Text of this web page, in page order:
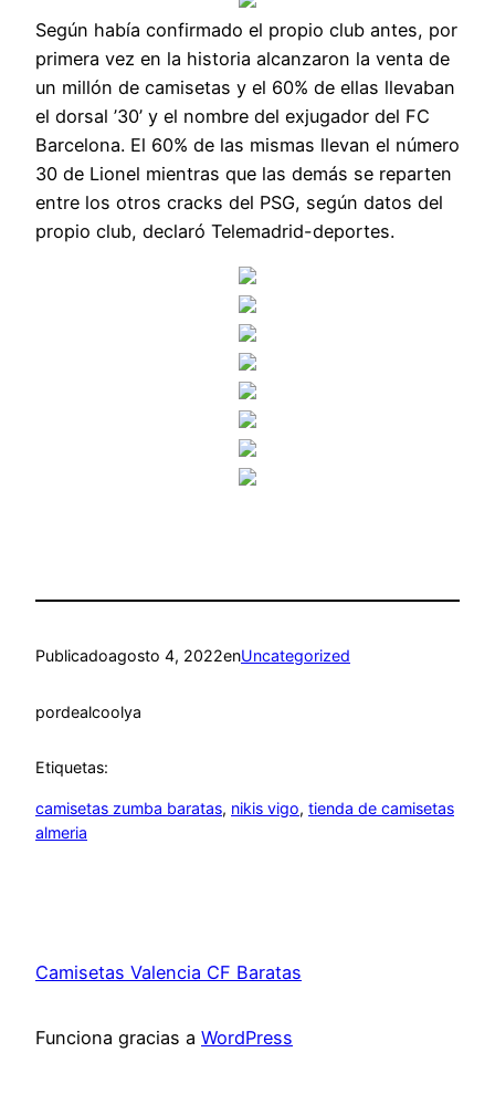
Según había confirmado el propio club antes, por
primera vez en la historia alcanzaron la venta de
un millón de camisetas y el 60% de ellas llevaban
el dorsal ’30’ y el nombre del exjugador del FC
Barcelona. El 60% de las mismas llevan el número
30 de Lionel mientras que las demás se reparten
entre los otros cracks del PSG, según datos del
propio club, declaró Telemadrid-deportes.
Publicadoagosto 4, 2022enUncategorized
pordealcoolya
Etiquetas:
camisetas zumba baratas, nikis vigo, tienda de camisetas
almeria
Camisetas Valencia CF Baratas
Funciona gracias a WordPress